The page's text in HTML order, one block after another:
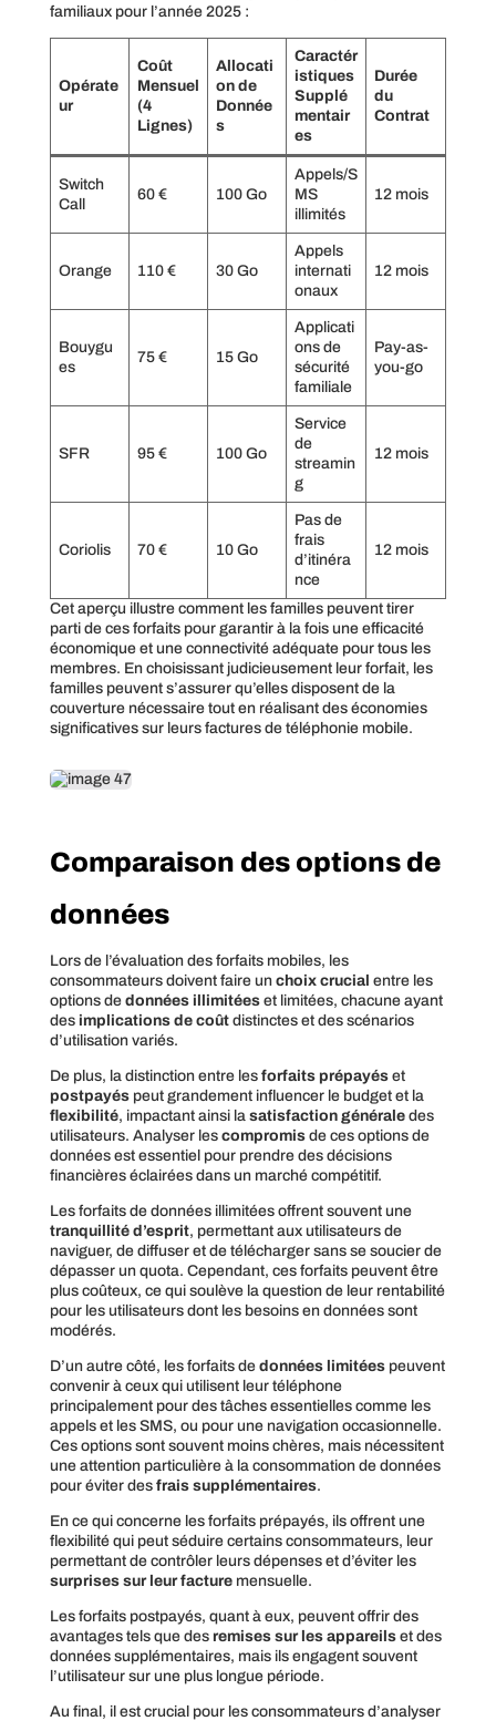
familiaux pour l’année 2025 :
Opérate
ur
Coût
Mensuel
(4
Lignes)
Allocati
on de
Donnée
s
Caractér
istiques
Supplé
mentair
es
Durée
du
Contrat
Switch
Call
60 € 100 Go
Appels/S
MS
illimités
12 mois
Orange 110 € 30 Go
Appels
internati
onaux
12 mois
Bouygu
es
75 € 15 Go
Applicati
ons de
sécurité
familiale
Pay-as-
you-go
SFR 95 € 100 Go
Service
de
streamin
g
12 mois
Coriolis 70 € 10 Go
Pas de
frais
d’itinéra
nce
12 mois
Cet aperçu illustre comment les familles peuvent tirer
parti de ces forfaits pour garantir à la fois une efficacité
économique et une connectivité adéquate pour tous les
membres. En choisissant judicieusement leur forfait, les
familles peuvent s’assurer qu’elles disposent de la
couverture nécessaire tout en réalisant des économies
significatives sur leurs factures de téléphonie mobile.
Comparaison des options de
données
Lors de l’évaluation des forfaits mobiles, les
consommateurs doivent faire un choix crucial entre les
options de données illimitéeset limitées, chacune ayant
des implications de coûtdistinctes et des scénarios
d’utilisation variés.
De plus, la distinction entre les forfaits prépayéset
postpayéspeut grandement influencer le budget et la
flexibilité, impactant ainsi la satisfaction généraledes
utilisateurs. Analyser les compromisde ces options de
données est essentiel pour prendre des décisions
financières éclairées dans un marché compétitif.
Les forfaits de données illimitées offrent souvent une
tranquillité d’esprit, permettant aux utilisateurs de
naviguer, de diffuser et de télécharger sans se soucier de
dépasser un quota. Cependant, ces forfaits peuvent être
plus coûteux, ce qui soulève la question de leur rentabilité
pour les utilisateurs dont les besoins en données sont
modérés.
D’un autre côté, les forfaits de données limitéespeuvent
convenir à ceux qui utilisent leur téléphone
principalement pour des tâches essentielles comme les
appels et les SMS, ou pour une navigation occasionnelle.
Ces options sont souvent moins chères, mais nécessitent
une attention particulière à la consommation de données
pour éviter des frais supplémentaires.
En ce qui concerne les forfaits prépayés, ils offrent une
flexibilité qui peut séduire certains consommateurs, leur
permettant de contrôler leurs dépenses et d’éviter les
surprises sur leur facturemensuelle.
Les forfaits postpayés, quant à eux, peuvent offrir des
avantages tels que des remises sur les appareilset des
données supplémentaires, mais ils engagent souvent
l’utilisateur sur une plus longue période.
Au final, il est crucial pour les consommateurs d’analyser